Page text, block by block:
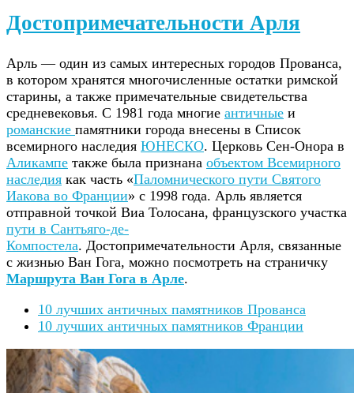
Достопримечательности Арля
Арль — один из самых интересных городов Прованса,
в котором хранятся многочисленные остатки римской
старины, а также примечательные свидетельства
средневековья. С 1981 года многие античные и
романские памятники города внесены в Список
всемирного наследия ЮНЕСКО. Церковь Сен-Онора в
Аликампе также была признана объектом Всемирного
наследия как часть «Паломнического пути Святого
Иакова во Франции» с 1998 года. Арль является
отправной точкой Виа Толосана, французского участка
пути в Сантьяго-де-
Компостела. Достопримечательности Арля, связанные
с жизнью Ван Гога, можно посмотреть на страничку
Маршрута Ван Гога в Арле.
10 лучших античных памятников Прованса
10 лучших античных памятников Франции